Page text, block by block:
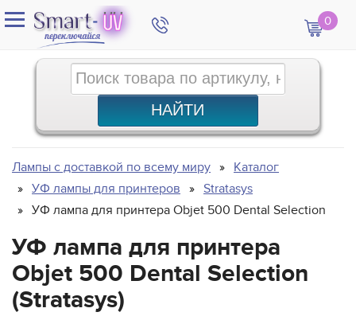
0
Лампы с доставкой по всему миру
Каталог
УФ лампы для принтеров
Stratasys
УФ лампа для принтера Objet 500 Dental Selection
УФ лампа для принтера
Objet 500 Dental Selection
(Stratasys)